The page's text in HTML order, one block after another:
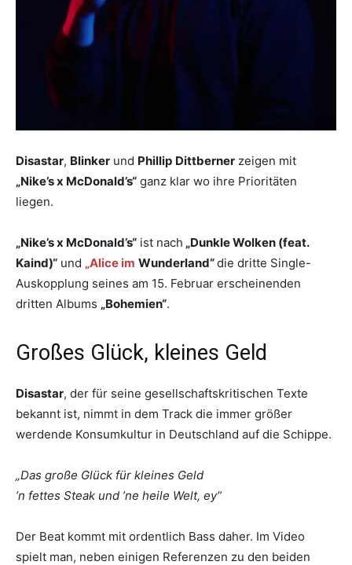
Disastar, Blinker und Phillip Dittberner zeigen mit
„Nike’s x McDonald’s“ ganz klar wo ihre Prioritäten
liegen.
„Nike’s x McDonald’s“ ist nach „Dunkle Wolken (feat.
Kaind)“ und „Alice im Wunderland“die dritte Single-
Auskopplung seines am 15. Februar erscheinenden
dritten Albums „Bohemien“.
Großes Glück, kleines Geld
Disastar, der für seine gesellschaftskritischen Texte
bekannt ist, nimmt in dem Track die immer größer
werdende Konsumkultur in Deutschland auf die Schippe.
„Das große Glück für kleines Geld
’n fettes Steak und ’ne heile Welt, ey“
Der Beat kommt mit ordentlich Bass daher. Im Video
spielt man, neben einigen Referenzen zu den beiden